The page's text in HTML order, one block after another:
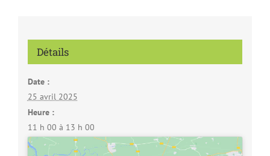
Détails
Date :
25 avril 2025
Heure :
11 h 00 à 13 h 00